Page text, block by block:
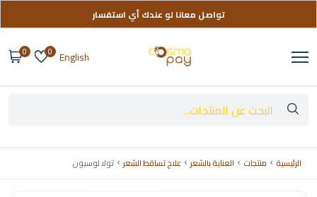
تواصل معانا لو عندك أي استفسار
توصيل مجاني على طلباتك فوق 999 ج
English
0
0
الرئيسية منتجات العناية بالشعر علاج تساقط الشعر تولا لوسيون